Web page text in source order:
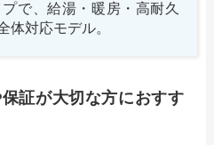
で、給湯・暖房・高耐久
体対応モデル。
証が大切な方におすす